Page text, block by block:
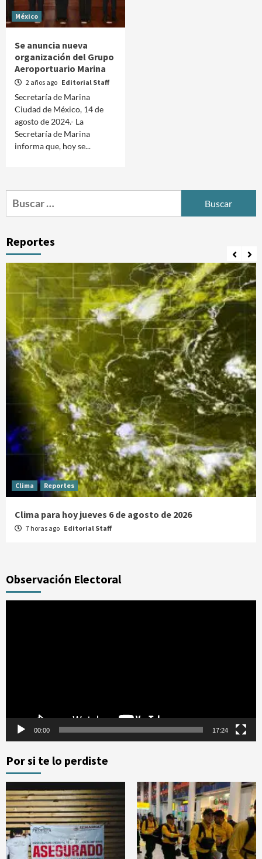
México
Se anuncia nueva
organización del Grupo
Aeroportuario Marina
2 años ago Editorial Staff
Secretaría de Marina
Ciudad de México, 14 de
agosto de 2024.- La
Secretaría de Marina
informa que, hoy se...
Buscar:
Reportes
Clima Reportes
Clima para hoy jueves 6 de agosto de 2026
7 horas ago Editorial Staff
Observación Electoral
00:00 17:24
Por si te lo perdiste